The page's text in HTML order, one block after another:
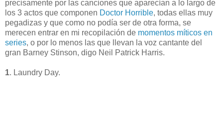
precisamente por las canciones que aparecían a lo largo de
los 3 actos que componen Doctor Horrible, todas ellas muy
pegadizas y que como no podía ser de otra forma, se
merecen entrar en mi recopilación de momentos míticos en
series, o por lo menos las que llevan la voz cantante del
gran Barney Stinson, digo Neil Patrick Harris.
1. Laundry Day.